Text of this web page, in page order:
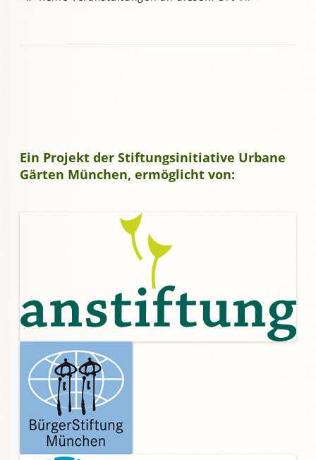
Ein Projekt der Stiftungsinitiative Urbane
Gärten München, ermöglicht von: